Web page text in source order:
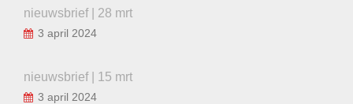
nieuwsbrief | 28 mrt
3 april 2024
nieuwsbrief | 15 mrt
3 april 2024